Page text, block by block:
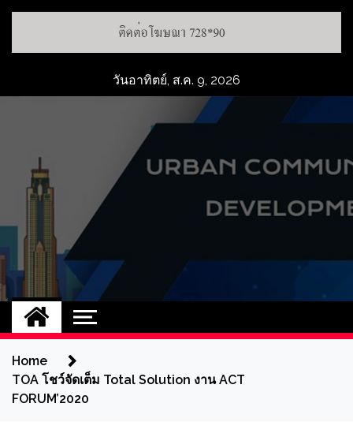
วันอาทิตย์, ส.ค. 9, 2026
UCD
NEW
Home
TOA โชว์จัดเต็ม Total Solution งาน ACT
FORUM’2020